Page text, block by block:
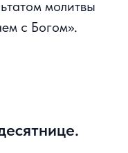
молитвы
с Богом».